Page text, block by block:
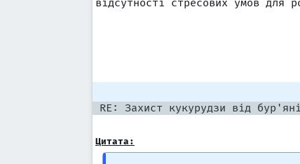
відсутності стресових умов для
RE: Захист кукурудзи від
Цитата: